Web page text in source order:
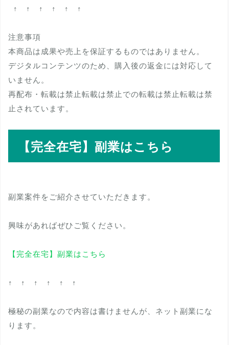
↑ ↑ ↑ ↑ ↑ ↑
注意事項
本商品は成果や売上を保証するものではありません。
デジタルコンテンツのため、購入後の返金には対応して
いません。
再配布・転載は禁止転載は禁止での転載は禁止転載は禁
止されています。
【完全在宅】副業はこちら
副業案件をご紹介させていただきます。
興味があればぜひご覧ください。
【完全在宅】副業はこちら
↑ ↑ ↑ ↑ ↑ ↑
極秘の副業なので内容は書けませんが、ネット副業にな
ります。